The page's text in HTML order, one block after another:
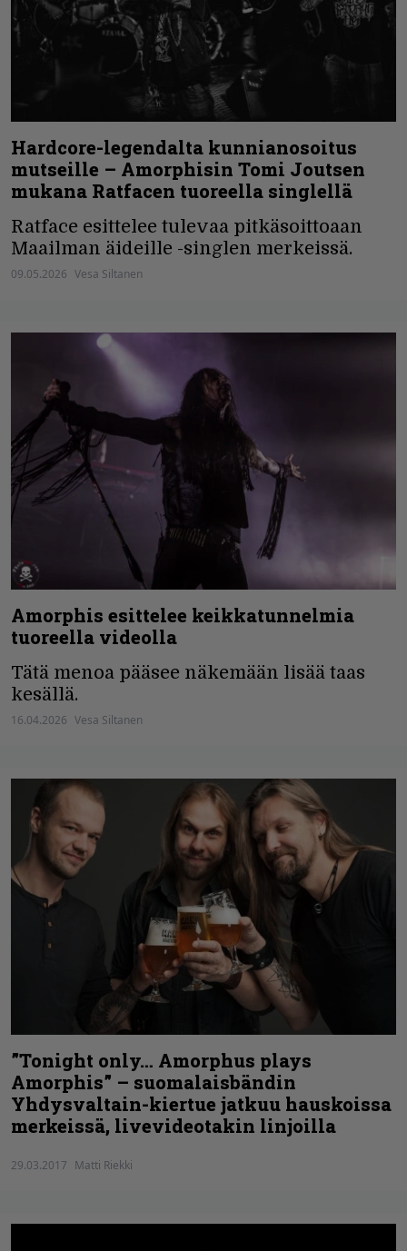
Hardcore-legendalta kunnianosoitus
mutseille – Amorphisin Tomi Joutsen
mukana Ratfacen tuoreella singlellä
Ratface esittelee tulevaa pitkäsoittoaan
Maailman äideille -singlen merkeissä.
09.05.2026 Vesa Siltanen
Amorphis esittelee keikkatunnelmia
tuoreella videolla
Tätä menoa pääsee näkemään lisää taas
kesällä.
16.04.2026 Vesa Siltanen
”Tonight only… Amorphus plays
Amorphis” – suomalaisbändin
Yhdysvaltain-kiertue jatkuu hauskoissa
merkeissä, livevideotakin linjoilla
29.03.2017 Matti Riekki